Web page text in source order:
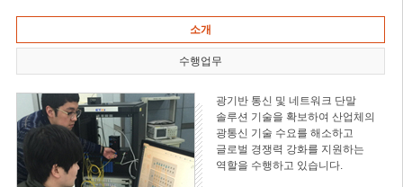
소개
수행업무
광기반 통신 및 네트워크 단말
솔루션 기술을 확보하여 산업체의
광통신 기술 수요를 해소하고
글로벌 경쟁력 강화를 지원하는
역할을 수행하고 있습니다.